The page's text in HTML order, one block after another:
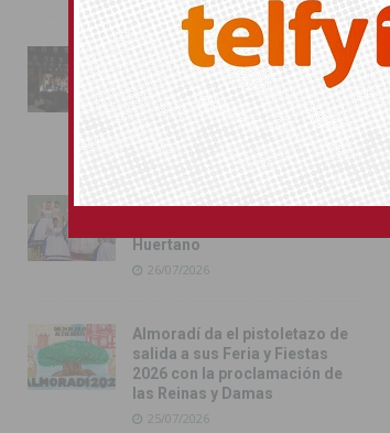
Pilar de la Horadada
conmemora con emoción el
40º aniversario de su
independencia como municipio
31/07/2026
Almoradí presume de raíces
Huertano
26/07/2026
Almoradí da el pistoletazo de
salida a sus Feria y Fiestas
2026 con la proclamación de
las Reinas y Damas
25/07/2026